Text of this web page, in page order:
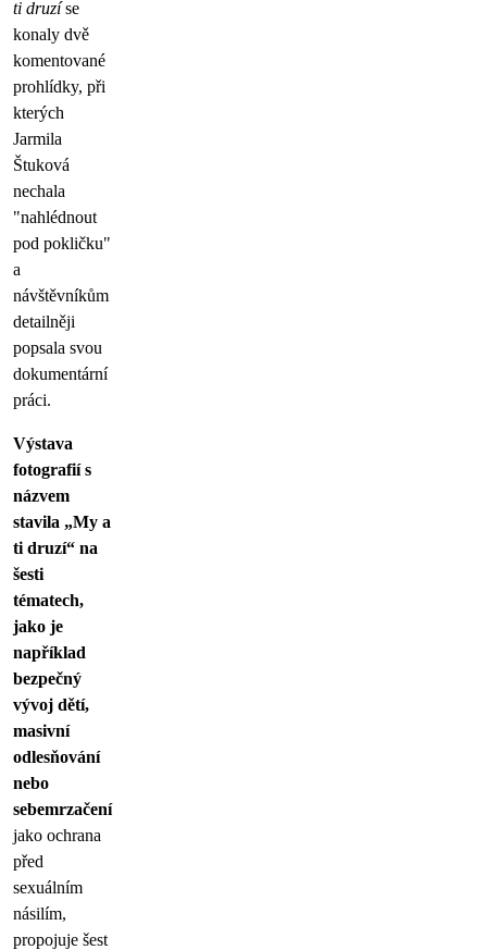
ti druzíse
konaly dvě
komentované
prohlídky, při
kterých
Jarmila
Štuková
nechala
"nahlédnout
pod pokličku"
a
návštěvníkům
detailněji
popsala svou
dokumentární
práci.
Výstava
fotografií s
názvem
stavila „My a
ti druzí“ na
šesti
tématech,
jako je
například
bezpečný
vývoj dětí,
masivní
odlesňování
nebo
sebemrzačení
jako ochrana
před
sexuálním
násilím,
propojuje šest